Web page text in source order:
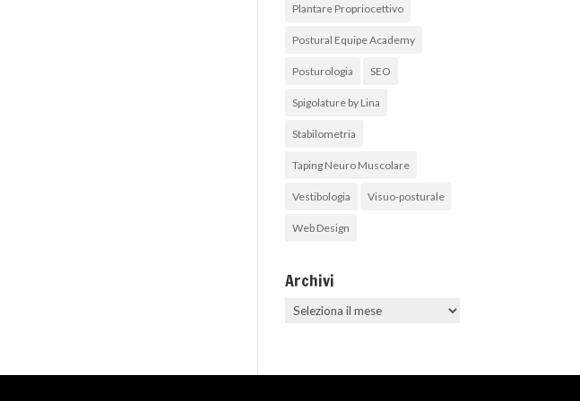
Plantare Propriocettivo
Postural Equipe Academy
Posturologia SEO
Spigolature by Lina
Stabilometria
Taping Neuro Muscolare
Vestibologia Visuo-posturale
Web Design
Archivi
Archivi